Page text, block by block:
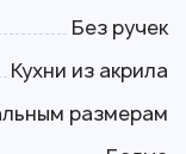
Без ручек
Кухни из акрила
размерам